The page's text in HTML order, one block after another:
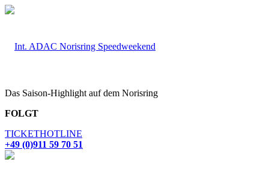
Das Saison-Highlight auf dem Norisring
FOLGT
TICKETHOTLINE
+49 (0)911 59 70 51